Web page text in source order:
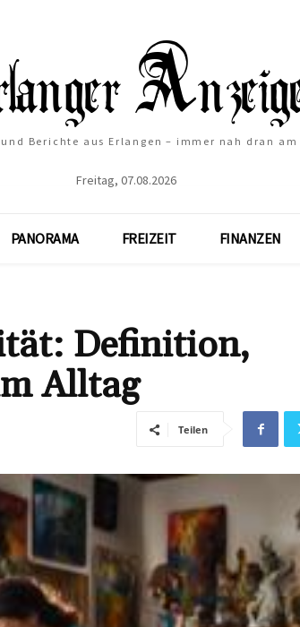
Berichte aus Erlangen – immer nah dran am
Freitag, 07.08.2026
PANORAMA FREIZEIT FINANZEN
Definition,
Alltag
Teilen